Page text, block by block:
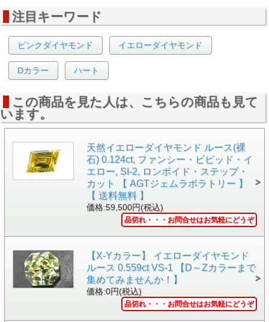
▲正面画像 通常光で白い背景で撮影しました。
注目キーワード
ピンクダイヤモンド イエローダイヤモンド
Dカラー ハート
この商品を見た人は、こちらの商品も見て
います。
天然イエローダイヤモンド ルース(裸
石) 0.124ct, ファンシー・ビビッド・イ
エロー, SI-2, ロンボイド・ステップ・
カット 【 AGTジェムラボラトリー 】
【 送料無料 】
価格:59,500円(税込)
品切れ・・・お問合せはお気軽にどうぞ
【X-Yカラー】 イエローダイヤモンド
ルース 0.559ct VS-1 【D～Zカラーまで
集めてみませんか！】
価格:0円(税込)
品切れ・・・お問合せはお気軽にどうぞ